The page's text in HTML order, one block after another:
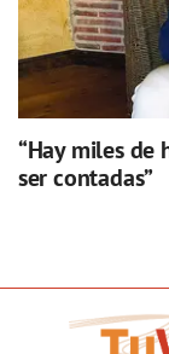
“Hay miles de
ser contadas”